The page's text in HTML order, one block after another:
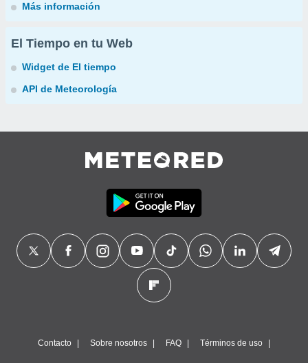
Más información
El Tiempo en tu Web
Widget de El tiempo
API de Meteorología
Contacto Sobre nosotros FAQ Términos de uso